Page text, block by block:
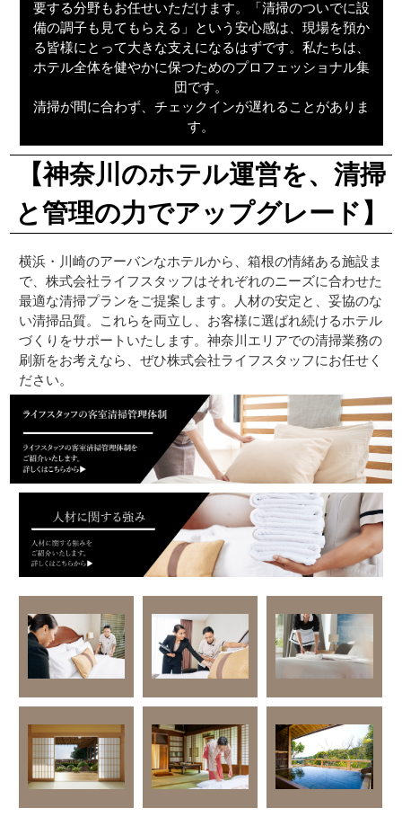
要する分野もお任せいただけます。「清掃のついでに設
備の調子も見てもらえる」という安心感は、現場を預か
る皆様にとって大きな支えになるはずです。私たちは、
ホテル全体を健やかに保つためのプロフェッショナル集
団です。
清掃が間に合わず、チェックインが遅れることがありま
す。
【神奈川のホテル運営を、清掃
と管理の力でアップグレード】
横浜・川崎のアーバンなホテルから、箱根の情緒ある施設ま
で、株式会社ライフスタッフはそれぞれのニーズに合わせた
最適な清掃プランをご提案します。人材の安定と、妥協のな
い清掃品質。これらを両立し、お客様に選ばれ続けるホテル
づくりをサポートいたします。神奈川エリアでの清掃業務の
刷新をお考えなら、ぜひ株式会社ライフスタッフにお任せく
ださい。